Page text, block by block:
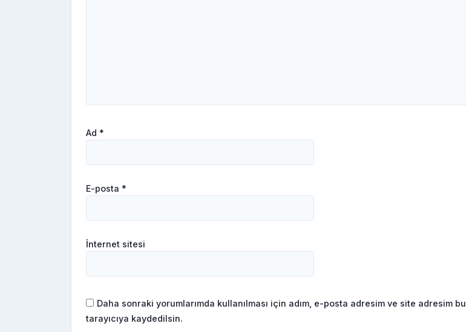
Ad *
E-posta *
İnternet sitesi
Daha sonraki yorumlarımda kullanılması için adım, e-posta adresim ve site adresim bu
tarayıcıya kaydedilsin.